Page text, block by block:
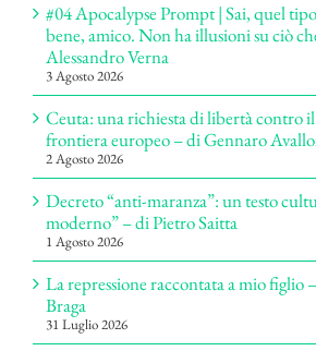
#04 Apocalypse Prompt | Sai, quel
bene, amico. Non ha illusioni su ciò
Alessandro Verna
3 Agosto 2026
Ceuta: una richiesta di libertà contro
frontiera europeo – di Gennaro
2 Agosto 2026
Decreto “anti-maranza”: un testo
moderno” – di Pietro Saitta
1 Agosto 2026
La repressione raccontata a mio figlio
Braga
31 Luglio 2026